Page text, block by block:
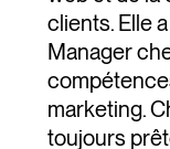
clients. Elle
Manager
marketing.
toujours